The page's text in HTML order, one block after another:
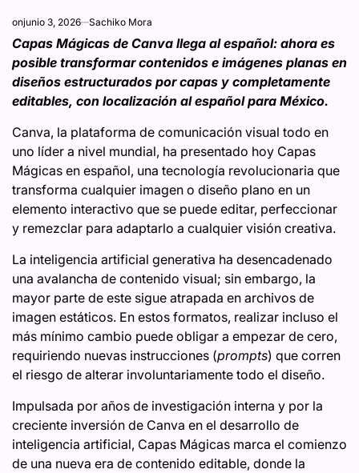
onjunio 3, 2026 Sachiko Mora
Capas Mágicas de Canva llega al español: ahora es
posible transformar contenidos e imágenes planas en
diseños estructurados por capas y completamente
editables, con localización al español para México.
Canva, la plataforma de comunicación visual todo en
uno líder a nivel mundial, ha presentado hoy Capas
Mágicas en español, una tecnología revolucionaria que
transforma cualquier imagen o diseño plano en un
elemento interactivo que se puede editar, perfeccionar
y remezclar para adaptarlo a cualquier visión creativa.
La inteligencia artificial generativa ha desencadenado
una avalancha de contenido visual; sin embargo, la
mayor parte de este sigue atrapada en archivos de
imagen estáticos. En estos formatos, realizar incluso el
más mínimo cambio puede obligar a empezar de cero,
requiriendo nuevas instrucciones (prompts) que corren
el riesgo de alterar involuntariamente todo el diseño.
Impulsada por años de investigación interna y por la
creciente inversión de Canva en el desarrollo de
inteligencia artificial, Capas Mágicas marca el comienzo
de una nueva era de contenido editable, donde la